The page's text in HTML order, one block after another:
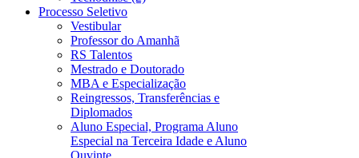
Processo Seletivo
Vestibular
Professor do Amanhã
RS Talentos
Mestrado e Doutorado
MBA e Especialização
Reingressos, Transferências e
Diplomados
Aluno Especial, Programa Aluno
Especial na Terceira Idade e Aluno
Ouvinte